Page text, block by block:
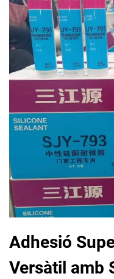
Adhesió
Versàtil amb